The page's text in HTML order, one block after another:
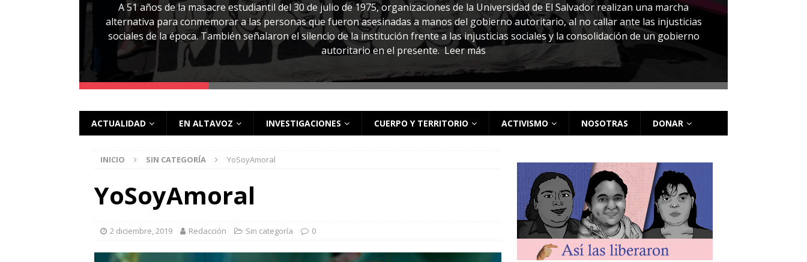
A 51 años de la masacre estudiantil del 30 de julio de 1975, organizaciones de la Universidad de El Salvador realizan una marcha
alternativa para conmemorar a las personas que fueron asesinadas a manos del gobierno autoritario, al no callar ante las injusticias
sociales de la época. También señalaron el silencio de la institución frente a las injusticias sociales y la consolidación de un gobierno
autoritario en el presente.Leer más
ACTUALIDAD EN ALTAVOZ INVESTIGACIONES CUERPO Y TERRITORIO ACTIVISMO NOSOTRAS DONAR
INICIO SIN CATEGORÍA YoSoyAmoral
YoSoyAmoral
2 diciembre, 2019 Redacción Sin categoría 0